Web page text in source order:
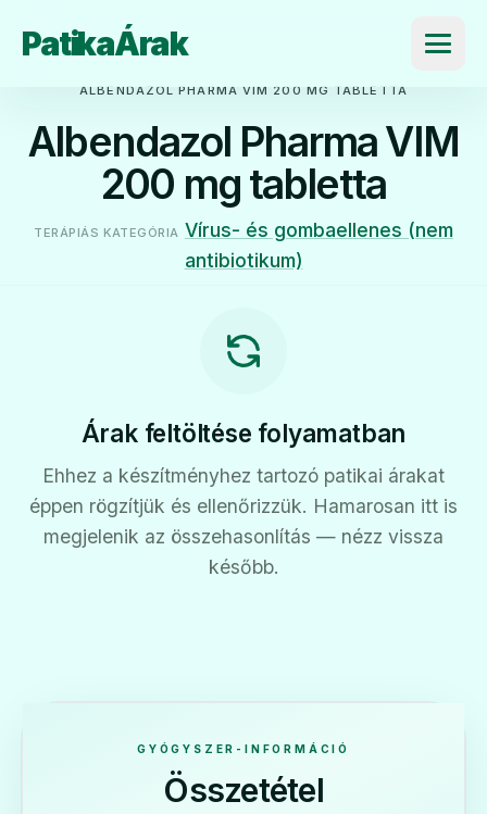
PatikaÁrak
ALBENDAZOL PHARMA VIM 200 MG TABLETTA
Albendazol Pharma VIM
200 mg tabletta
TERÁPIÁS KATEGÓRIA Vírus- és gombaellenes (nem
antibiotikum)
Árak feltöltése folyamatban
Ehhez a készítményhez tartozó patikai árakat
éppen rögzítjük és ellenőrizzük. Hamarosan itt is
megjelenik az összehasonlítás — nézz vissza
később.
GYÓGYSZER-INFORMÁCIÓ
Összetétel